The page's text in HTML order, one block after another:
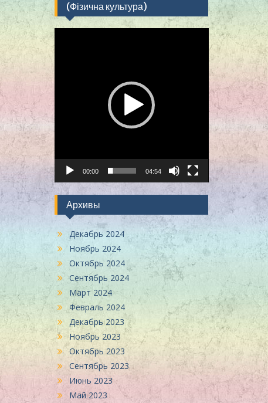
(Фізична культура)
Видеоплеер
00:00 04:54
Архивы
Декабрь 2024
Ноябрь 2024
Октябрь 2024
Сентябрь 2024
Март 2024
Февраль 2024
Декабрь 2023
Ноябрь 2023
Октябрь 2023
Сентябрь 2023
Июнь 2023
Май 2023